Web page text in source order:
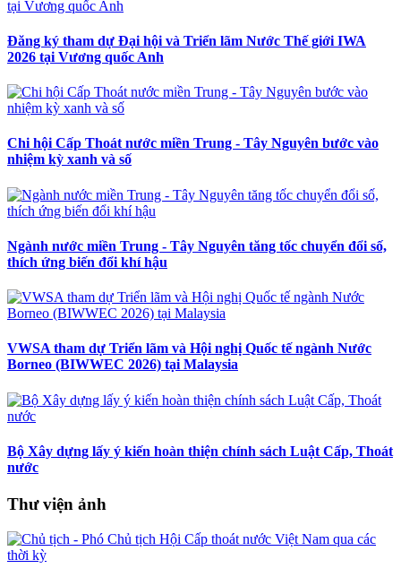
Đăng ký tham dự Đại hội và Triển lãm Nước Thế giới IWA
2026 tại Vương quốc Anh
Chi hội Cấp Thoát nước miền Trung - Tây Nguyên bước vào
nhiệm kỳ xanh và số
Ngành nước miền Trung - Tây Nguyên tăng tốc chuyển đổi số,
thích ứng biến đổi khí hậu
VWSA tham dự Triển lãm và Hội nghị Quốc tế ngành Nước
Borneo (BIWWEC 2026) tại Malaysia
Bộ Xây dựng lấy ý kiến hoàn thiện chính sách Luật Cấp, Thoát
nước
Thư viện ảnh